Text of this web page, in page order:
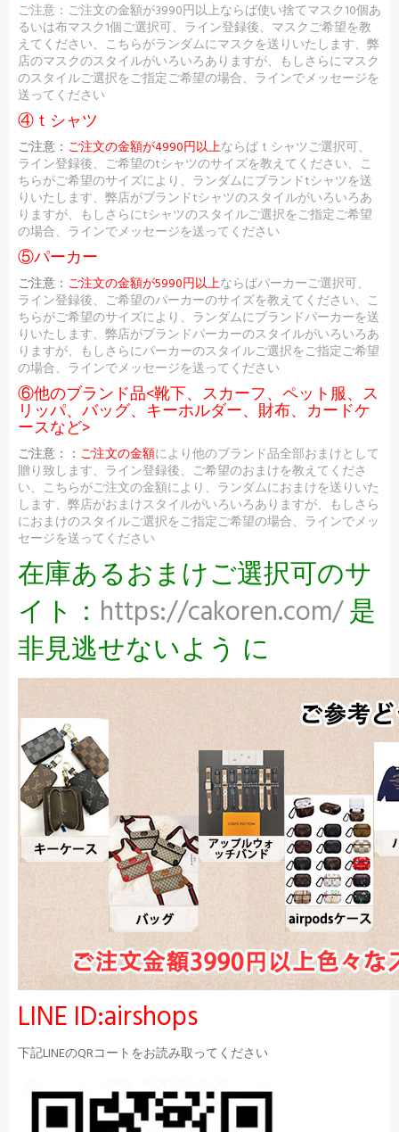
ご注意：ご注文の金額が3990円以上ならば使い捨てマスク10個あ
るいは布マスク1個ご選択可、ライン登録後、マスクご希望を教
えてください、こちらがランダムにマスクを送りいたします、弊
店のマスクのスタイルがいろいろありますが、もしさらにマスク
のスタイルご選択をご指定ご希望の場合、ラインでメッセージを
送ってください
④ｔシャツ
ご注意： ご注文の金額が4990円以上ならばｔシャツご選択可、
ライン登録後、ご希望のtシャツのサイズを教えてください、こ
ちらがご希望のサイズにより、ランダムにブランドtシャツを送
りいたします、弊店がブランドtシャツのスタイルがいろいろあ
りますが、もしさらにtシャツのスタイルご選択をご指定ご希望
の場合、ラインでメッセージを送ってください
⑤パーカー
ご注意： ご注文の金額が5990円以上ならばパーカーご選択可、
ライン登録後、ご希望のパーカーのサイズを教えてください、こ
ちらがご希望のサイズにより、ランダムにブランドパーカーを送
りいたします、弊店がブランドパーカーのスタイルがいろいろあ
りますが、もしさらにパーカーのスタイルご選択をご指定ご希望
の場合、ラインでメッセージを送ってください
⑥他のブランド品<靴下、スカーフ、ペット服、ス
リッパ、バッグ、キーホルダー、財布、カードケ
ースなど>
ご注意：： ご注文の金額により他のブランド品全部おまけとして
贈り致します、ライン登録後、ご希望のおまけを教えてくださ
い、こちらがご注文の金額により、ランダムにおまけを送りいた
します、弊店がおまけスタイルがいろいろありますが、もしさら
におまけのスタイルご選択をご指定ご希望の場合、ラインでメッ
セージを送ってください
在庫あるおまけご選択可のサ
イト： https://cakoren.com/是
非見逃せないよう に
LINE ID:airshops
下記LINEのQRコートをお読み取ってください